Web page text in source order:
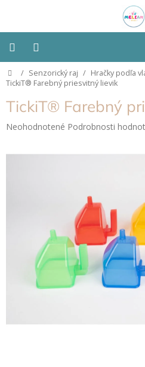
Montessori
Detská
izba
pomôcky
vlastností
Domov
/ Senzorický raj / Hračky podľa
TickiT® Farebný priesvitný lievik
TickiT® Farebný
Priemerné
Neohodnotené Podrobnosti